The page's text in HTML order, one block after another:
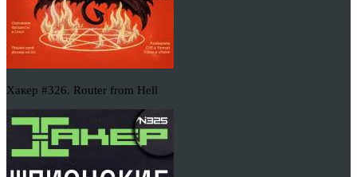
Хакер #326. Router from Hell